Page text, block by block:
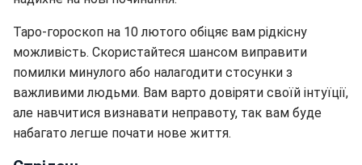
Таро-гороскоп на 10 лютого обіцяє вам рідкісну
можливість. Скористайтеся шансом виправити
помилки минулого або налагодити стосунки з
важливими людьми. Вам варто довіряти своїй інтуїції,
але навчитися визнавати неправоту, так вам буде
набагато легше почати нове життя.